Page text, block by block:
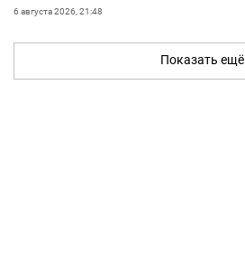
6 августа 2026, 21:48
Показать ещё